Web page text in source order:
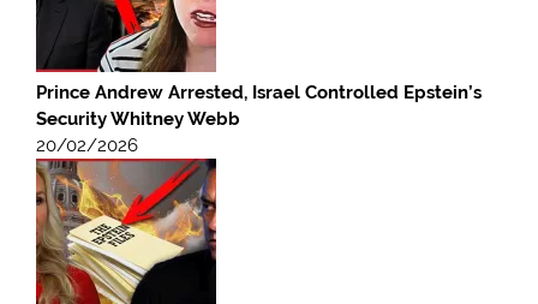
Prince Andrew Arrested, Israel Controlled Epstein’s
Security Whitney Webb
20/02/2026